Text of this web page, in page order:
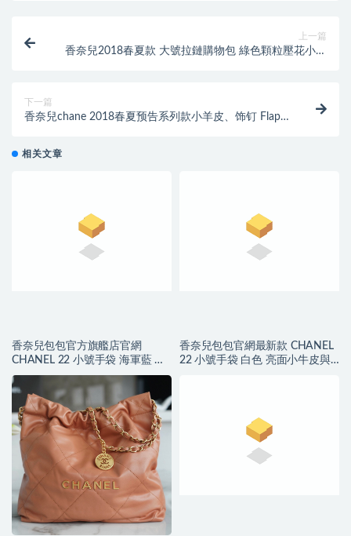
上一篇
香奈兒2018春夏款 大號拉鏈購物包 綠色顆粒壓花小牛
下一篇
香奈兒chane 2018春夏预告系列款小羊皮、饰钉 Flap
相关文章
香奈兒包包官方旗艦店官網
CHANEL 22 小號手袋 海軍藍 小
牛皮與藍色金屬
香奈兒包包官網最新款 CHANEL
22 小號手袋 白色 亮面小牛皮與